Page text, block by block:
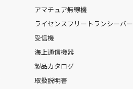
アマチュア無線機
ライセンスフリートランシーバー
受信機
海上通信機器
製品カタログ
取扱説明書